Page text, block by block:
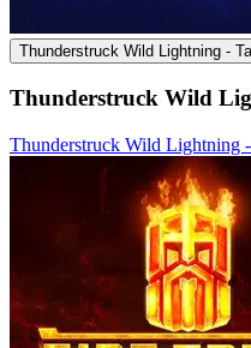
Thunderstruck Wild Lightning -
Thunderstruck Wild
Thunderstruck Wild Lightning -